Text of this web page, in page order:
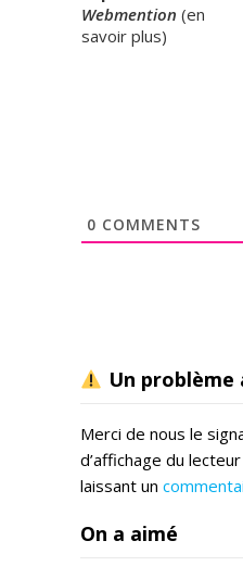
Webmention (en
savoir plus)
0 COMMENTS
Un problème
Merci de nous le
d’affichage du
laissant un
On a aimé